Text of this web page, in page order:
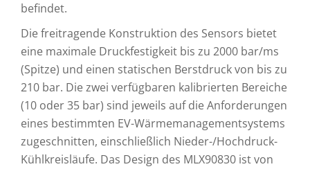
befindet.
Die freitragende Konstruktion des Sensors bietet
eine maximale Druckfestigkeit bis zu 2000 bar/ms
(Spitze) und einen statischen Berstdruck von bis zu
210 bar. Die zwei verfügbaren kalibrierten Bereiche
(10 oder 35 bar) sind jeweils auf die Anforderungen
eines bestimmten EV-Wärmemanagementsystems
zugeschnitten, einschließlich Nieder-/Hochdruck-
Kühlkreisläufe. Das Design des MLX90830 ist von